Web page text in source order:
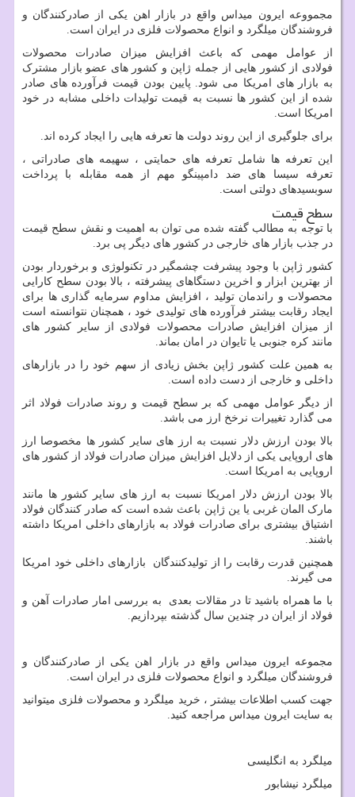
مجمووعه ایرون میداس واقع در بازار اهن یکی از صادرکنندگان و
فروشندگان میلگرد و انواع محصولات فلزی در ایران است.
از عوامل مهمی که باعث افزایش میزان صادرات محصولات
فولادی از کشور هایی از جمله ژاپن و کشور های عضو بازار مشترک
به بازار های امریکا می شود. پایین بودن قیمت فرآورده های صادر
شده از این کشور ها نسبت به قیمت تولیدات داخلی مشابه در خود
امریکا است.
برای جلوگیری از این روند دولت ها تعرفه هایی را ایجاد کرده اند.
این تعرفه ها شامل تعرفه های حمایتی ، سهیمه های صادراتی ،
تعرفه سیسا های ضد دامپینگو مهم از همه مقابله با پرداخت
سوبسیدهای دولتی است.
سطح قیمت
با توجه به مطالب گفته شده می توان به اهمیت و نقش سطح قیمت
در جذب بازار های خارجی در کشور های دیگر پی برد.
کشور ژاپن با وجود پیشرفت چشمگیر در تکنولوژی و برخوردار بودن
از بهترین ابزار و اخرین دستگاهای پیشرفته ، بالا بودن سطح کارایی
محصولات و راندمان تولید ، افزایش مداوم سرمایه گذاری ها برای
ایجاد رقابت بیشتر فرآورده های تولیدی خود ، همچنان نتوانسته است
از میزان افزایش صادرات محصولات فولادی از سایر کشور های
مانند کره جنوبی یا تایوان در امان بماند.
به همین علت کشور ژاپن بخش زیادی از سهم خود را در بازارهای
داخلی و خارجی از دست داده است.
از دیگر عوامل مهمی که بر سطح قیمت و روند صادرات فولاد اثر
می گذارد تغییرات نرخخ ارز می باشد.
بالا بودن ارزش دلار نسبت به ارز های سایر کشور ها مخصوصا ارز
های اروپایی یکی از دلایل افزایش میزان صادرات فولاد از کشور های
اروپایی به امریکا است.
بالا بودن ارزش دلار امریکا نسبت به ارز های سایر کشور ها مانند
مارک المان غربی یا ین ژاپن باعث شده است که صادر کنندگان فولاد
اشتیاق بیشتری برای صادرات فولاد به بازارهای داخلی امریکا داشته
باشند.
همچنین قدرت رقابت را از تولیدکنندگان بازارهای داخلی خود امریکا
می گیرند.
با ما همراه باشید تا در مقالات بعدی به بررسی امار صادرات آهن و
فولاد از ایران در چندین سال گذشته بپردازیم.
مجموعه ایرون میداس واقع در بازار اهن یکی از صادرکنندگان و
فروشندگان میلگرد و انواع محصولات فلزی در ایران است.
جهت کسب اطلاعات بیشتر ، خرید میلگرد و محصولات فلزی میتوانید
به سایت ایرون میداس مراجعه کنید.
میلگرد به انگلیسی
میلگرد نیشابور